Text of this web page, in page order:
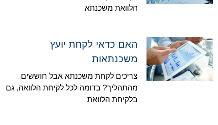
הלוואת משכנתא
האם כדאי לקחת יועץ
משכנתאות
צריכים לקחת משכנתא אבל חוששים
מהתהליך? בדומה לכל לקיחת הלוואה, גם
בלקיחת הלוואת